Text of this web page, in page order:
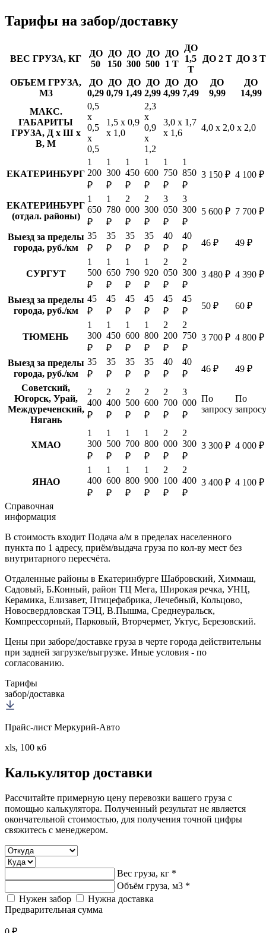
Тарифы на забор/доставку
ВЕС ГРУЗА, КГ
ДО
50
ДО
150
ДО
300
ДО
500
ДО
1 Т
ДО
1,5
Т
ДО 2 Т ДО 3 Т
ОБЪЕМ ГРУЗА,
М3
ДО
0,29
ДО
0,79
ДО
1,49
ДО
2,99
ДО
4,99
ДО
7,49
ДО
9,99
ДО
14,99
МАКС.
ГАБАРИТЫ
ГРУЗА, Д х Ш х
В, М
0,5
х
0,5
х
0,5
1,5 х 0,9
х 1,0
2,3
х
0,9
х
1,2
3,0 х 1,7
х 1,6
4,0 х 2,0 х 2,0
ЕКАТЕРИНБУРГ
1
200
₽
1
300
₽
1
450
₽
1
600
₽
1
750
₽
1
850
₽
3 150 ₽ 4 100 ₽
ЕКАТЕРИНБУРГ
(отдал. районы)
1
650
₽
1
780
₽
2
000
₽
2
300
₽
3
050
₽
3
300
₽
5 600 ₽ 7 700 ₽
Выезд за пределы
города, руб./км
35
₽
35
₽
35
₽
35
₽
40
₽
40
₽
46 ₽ 49 ₽
СУРГУТ
1
500
₽
1
650
₽
1
790
₽
1
920
₽
2
050
₽
2
300
₽
3 480 ₽ 4 390 ₽
Выезд за пределы
города, руб./км
45
₽
45
₽
45
₽
45
₽
45
₽
45
₽
50 ₽ 60 ₽
ТЮМЕНЬ
1
300
₽
1
450
₽
1
600
₽
1
800
₽
2
200
₽
2
750
₽
3 700 ₽ 4 800 ₽
Выезд за пределы
города, руб./км
35
₽
35
₽
35
₽
35
₽
40
₽
40
₽
46 ₽
49 ₽
Советский,
Югорск, Урай,
Междуреченский,
Нягань
2
400
₽
2
400
₽
2
500
₽
2
600
₽
2
700
₽
3
000
₽
По
запросу
По
запросу
ХМАО
1
300
₽
1
500
₽
1
700
₽
1
800
₽
2
000
₽
2
300
₽
3 300 ₽ 4 000 ₽
ЯНАО
1
400
₽
1
600
₽
1
800
₽
1
900
₽
2
100
₽
2
400
₽
3 400 ₽ 4 100 ₽
Справочная
информация
В стоимость входит Подача а/м в пределах населенного
пункта по 1 адресу, приём/выдача груза по кол-ву мест без
внутритарного пересчёта.
Отдаленные районы в Екатеринбурге Шабровский, Химмаш,
Садовый, Б.Конный, район ТЦ Мега, Широкая речка, УНЦ,
Керамика, Елизавет, Птицефабрика, Лечебный, Кольцово,
Новосвердловская ТЭЦ, В.Пышма, Среднеуральск,
Компрессорный, Парковый, Вторчермет, Уктус, Березовский.
Цены при заборе/доставке груза в черте города действительны
при задней загрузке/выгрузке. Иные условия - по
согласованию.
Тарифы
забор/доставка
Прайс-лист Меркурий-Авто
xls, 100 кб
Калькулятор доставки
Рассчитайте примерную цену перевозки вашего груза с
помощью калькулятора. Полученный результат не является
окончательной стоимостью, для получения точной цифры
свяжитесь с менеджером.
Вес груза, кг *
Объём груза, м3 *
Нужен забор
Нужна доставка
Предварительная сумма